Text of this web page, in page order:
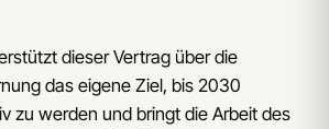
dieser Vertrag über die
das eigene Ziel, bis 2030
zu werden und bringt die Arbeit des